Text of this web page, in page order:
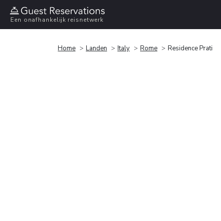
Een onafhankelijk reisnetwerk
Home Landen Italy Rome Residence Prati